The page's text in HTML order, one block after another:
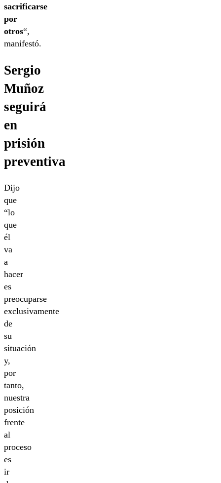
sacrificarse
por
otros“,
manifestó.
Sergio
Muñoz
seguirá
en
prisión
preventiva
Dijo
que
“lo
que
él
va
a
hacer
es
preocuparse
exclusivamente
de
su
situación
y,
por
tanto,
nuestra
posición
frente
al
proceso
es
ir